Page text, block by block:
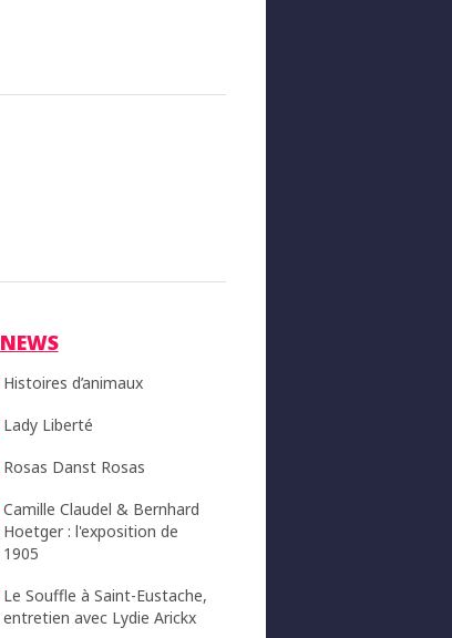
NEWS
Histoires d’animaux
Lady Liberté
Rosas Danst Rosas
Camille Claudel & Bernhard
Hoetger : l'exposition de
1905
Le Souffle à Saint-Eustache,
entretien avec Lydie Arickx